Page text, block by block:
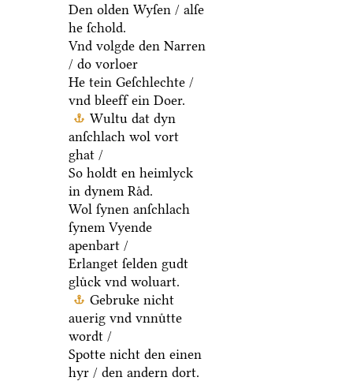
Den olden Wyſen / alſe
he ſchold.
Vnd volgde den Narren
/ do vorloer
He tein Geſchlechte /
vnd bleeff ein Doer.
Wultu dat dyn
anſchlach wol vort
ghat /
So holdt en heimlyck
in dynem Raͤd.
Wol ſynen anſchlach
ſynem Vyende
apenbart /
Erlanget ſelden gudt
gluͤck vnd woluart.
Gebruke nicht
auerig vnd vnnuͤtte
wordt /
Spotte nicht den einen
hyr / den andern dort.